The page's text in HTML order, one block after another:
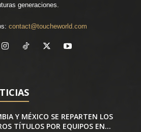
generaciones.
contact@toucheworld.com
Y MÉXICO SE REPARTEN LOS
TÍTULOS POR EQUIPOS EN...